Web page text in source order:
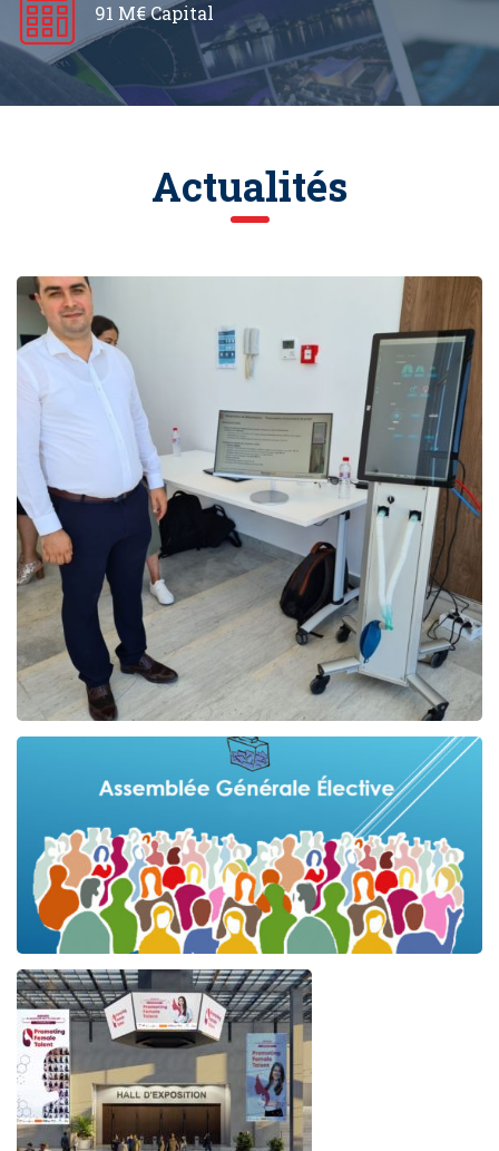
91 M€ Capital
Actualités